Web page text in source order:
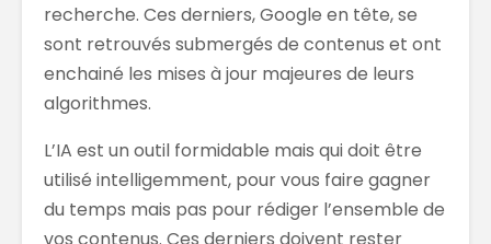
recherche. Ces derniers, Google en tête, se
sont retrouvés submergés de contenus et ont
enchainé les mises à jour majeures de leurs
algorithmes.
L’IA est un outil formidable mais qui doit être
utilisé intelligemment, pour vous faire gagner
du temps mais pas pour rédiger l’ensemble de
vos contenus. Ces derniers doivent rester